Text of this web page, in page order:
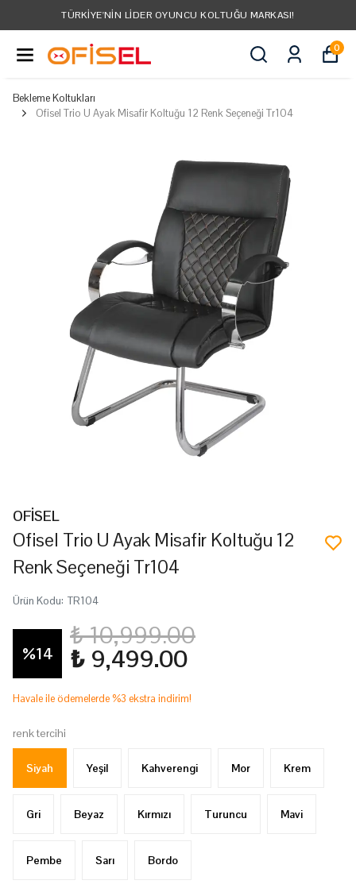
TÜRKIYE'NIN LIDER OYUNCU KOLTUĞU MARKASI!
0
Bekleme Koltukları
Ofisel Trio U Ayak Misafir Koltuğu 12 Renk Seçeneği Tr104
OFİSEL
Ofisel Trio U Ayak Misafir Koltuğu 12
Renk Seçeneği Tr104
Ürün Kodu: TR104
%14
₺ 10,999.00
₺ 9,499.00
Havale ile ödemelerde %3 ekstra indirim!
renk tercihi
Siyah Yeşil Kahverengi Mor Krem
Gri Beyaz Kırmızı Turuncu Mavi
Pembe Sarı Bordo